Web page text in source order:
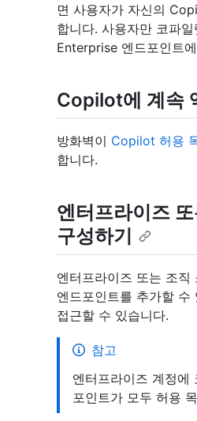
면 사용자가 자신의
합니다. 사용자만 코파
Enterprise 엔드포인트
Copilot에 계속
방화벽이 Copilot 허용
합니다.
엔터프라이즈
구성하기
엔터프라이즈 또는 조
엔드포인트를 추가할
접근할 수 있습니다.
참고
엔터프라이즈 계정
포인트가 모두 허용